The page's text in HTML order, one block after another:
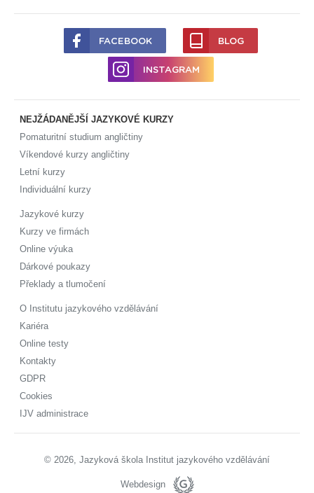
NEJŽÁDANĚJŠÍ JAZYKOVÉ KURZY
Pomaturitní studium angličtiny
Víkendové kurzy angličtiny
Letní kurzy
Individuální kurzy
Jazykové kurzy
Kurzy ve firmách
Online výuka
Dárkové poukazy
Překlady a tlumočení
O Institutu jazykového vzdělávání
Kariéra
Online testy
Kontakty
GDPR
Cookies
IJV administrace
FACEBOOK BLOG
INSTAGRAM
© 2026, Jazyková škola Institut jazykového vzdělávání
Webdesign